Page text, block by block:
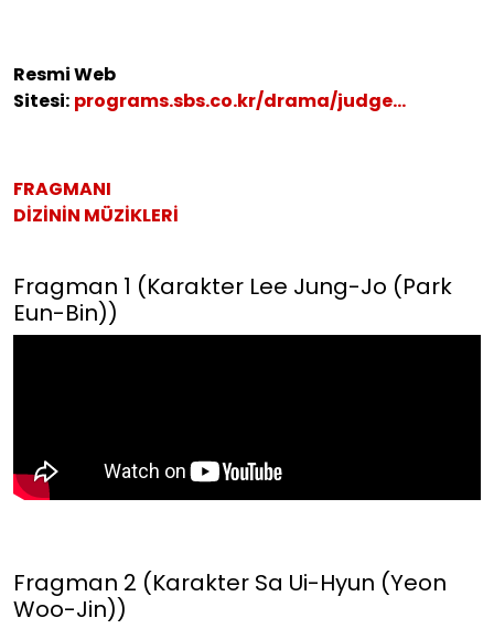
Resmi Web
Sitesi: programs.sbs.co.kr/drama/judge...
FRAGMANI
DİZİNİN MÜZİKLERİ
Fragman 1 (Karakter Lee Jung-Jo (Park
Eun-Bin))
Fragman 2 (Karakter Sa Ui-Hyun (Yeon
Woo-Jin))